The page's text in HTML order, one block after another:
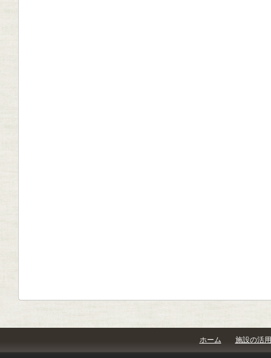
ホーム 施設の活用